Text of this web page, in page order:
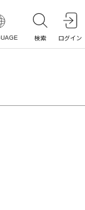
検索 ログイン